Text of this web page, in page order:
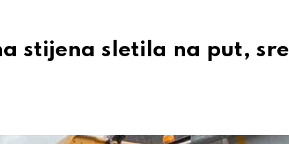
stijena sletila na put,